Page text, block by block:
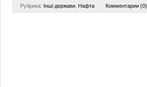
Рубрика: Інші держави Нафта Комментарии (0)